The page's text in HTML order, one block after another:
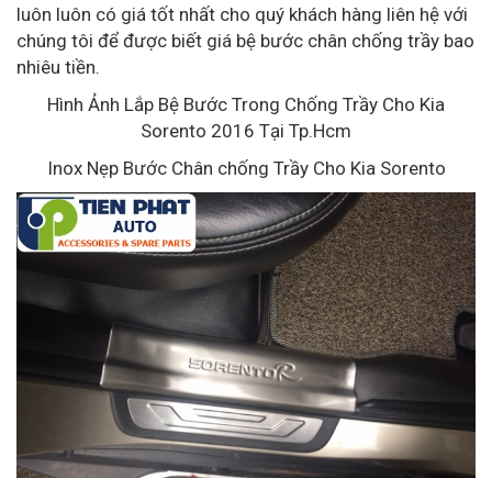
luôn luôn có giá tốt nhất cho quý khách hàng liên hệ với
chúng tôi để được biết giá bệ bước chân chống trầy bao
nhiêu tiền.
Hình Ảnh Lắp Bệ Bước Trong Chống Trầy Cho Kia
Sorento 2016 Tại Tp.Hcm
Inox Nẹp Bước Chân chống Trầy Cho Kia Sorento